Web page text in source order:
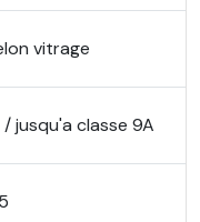
vitrage
jusqu'a classe 9A